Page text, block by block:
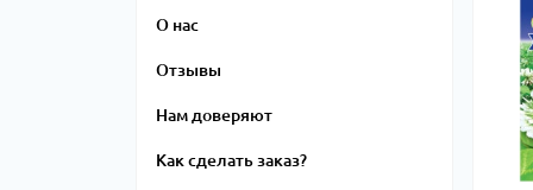
О нас
Отзывы
Нам доверяют
Как сделать заказ?